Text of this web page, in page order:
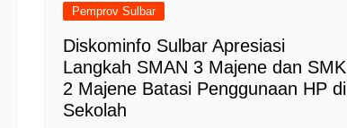
Pemprov Sulbar
Diskominfo Sulbar Apresiasi
Langkah SMAN 3 Majene dan SMK
2 Majene Batasi Penggunaan HP di
Sekolah